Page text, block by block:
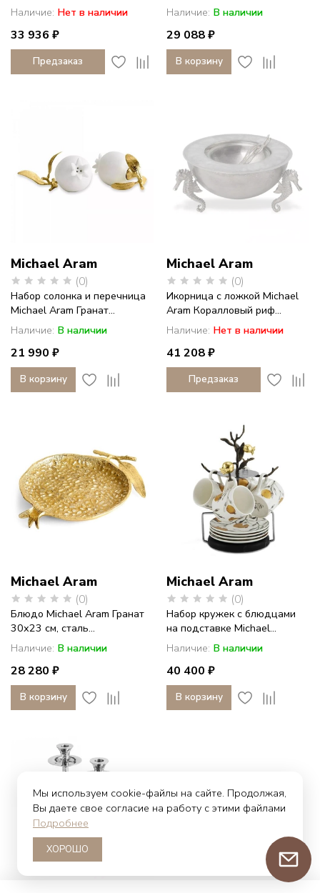
Наличие: Нет в наличии
33 936 ₽
Предзаказ
Наличие: В наличии
29 088 ₽
В корзину
Michael Aram
(0)
Набор солонка и перечница
Michael Aram Гранат...
Наличие: В наличии
21 990 ₽
В корзину
Michael Aram
(0)
Икорница с ложкой Michael
Aram Коралловый риф...
Наличие: Нет в наличии
41 208 ₽
Предзаказ
Michael Aram
(0)
Блюдо Michael Aram Гранат
30х23 см, сталь...
Наличие: В наличии
28 280 ₽
В корзину
Michael Aram
(0)
Набор кружек с блюдцами
на подставке Michael...
Наличие: В наличии
40 400 ₽
В корзину
Мы используем cookie-файлы на сайте. Продолжая,
Вы даете свое согласие на работу с этими файлами
Подробнее
ХОРОШО